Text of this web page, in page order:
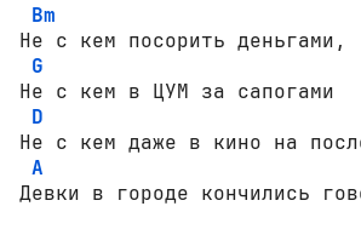
Bm
Не с кем посорить деньгами,
G
Не с кем в ЦУМ за сапогами
D
Не с кем даже в кино на
A
Девки в городе кончились